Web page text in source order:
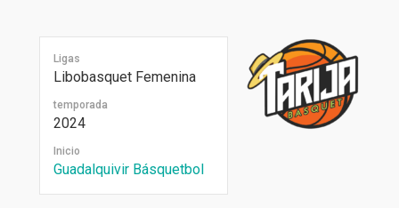
Ligas
Libobasquet Femenina
temporada
2024
Inicio
Guadalquivir Básquetbol